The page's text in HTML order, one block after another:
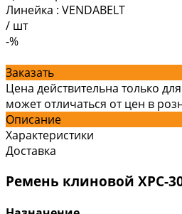
Линейка : VENDABELT
/ шт
-%
Заказать
Цена действительна только
может отличаться от цен в
Описание
Характеристики
Доставка
Ремень клиновой XPC-